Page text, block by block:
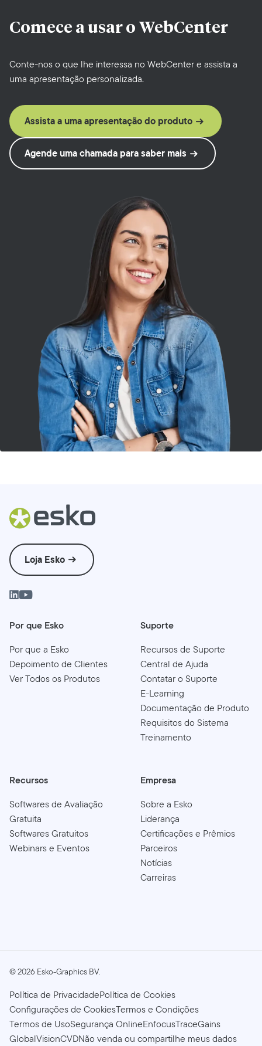
Comece a usar o WebCenter
Conte-nos o que lhe interessa no WebCenter e assista a
uma apresentação personalizada.
Assista a uma apresentação do produto
Agende uma chamada para saber mais
Loja Esko
Por que Esko
Por que a Esko
Depoimento de Clientes
Ver Todos os Produtos
Suporte
Recursos de Suporte
Central de Ajuda
Contatar o Suporte
E-Learning
Documentação de Produto
Requisitos do Sistema
Treinamento
Recursos
Softwares de Avaliação
Gratuita
Softwares Gratuitos
Webinars e Eventos
Empresa
Sobre a Esko
Liderança
Certificações e Prêmios
Parceiros
Notícias
Carreiras
©2026 Esko-Graphics BV.
Política de PrivacidadePolítica de Cookies
Configurações de CookiesTermos e Condições
Termos de UsoSegurança OnlineEnfocusTraceGains
GlobalVisionCVDNão venda ou compartilhe meus dados